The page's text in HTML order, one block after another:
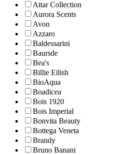
Attar Collection
Aurora Scents
Avon
Azzaro
Baldessarini
Baursde
Bea's
Billie Eilish
BioAqua
Boadicea
Bois 1920
Bois Imperial
Bonvita Beauty
Bottega Veneta
Brandy
Bruno Banani